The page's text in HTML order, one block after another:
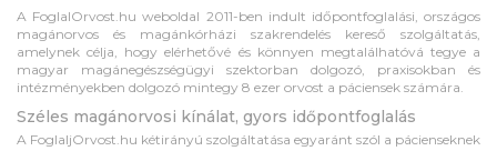
A FoglalOrvost.hu weboldal 2011-ben indult időpontfoglalási, országos
magánorvos és magánkórházi szakrendelés kereső szolgáltatás,
amelynek célja, hogy elérhetővé és könnyen megtalálhatóvá tegye a
magyar magánegészségügyi szektorban dolgozó, praxisokban és
intézményekben dolgozó mintegy 8 ezer orvost a páciensek számára.
Széles magánorvosi kínálat, gyors időpontfoglalás
A FoglaljOrvost.hu kétirányú szolgáltatása egyaránt szól a pácienseknek